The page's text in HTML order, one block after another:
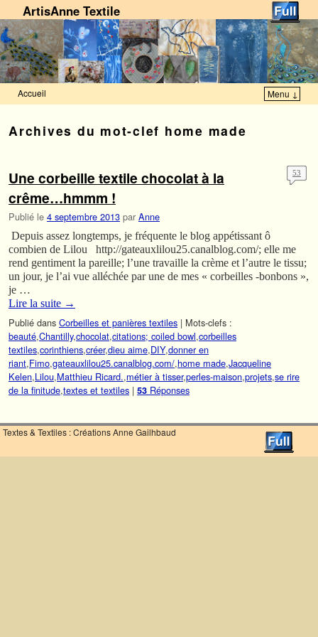
ArtisAnne Textile
Accueil Menu ↓
Archives du mot-clef home made
Une corbeille textile chocolat à la
crême…hmmm !
Publié le 4 septembre 2013 par Anne
53
Depuis assez longtemps, je fréquente le blog appétissant ô
combien de Lilou http://gateauxlilou25.canalblog.com/; elle me
rend gentiment la pareille; l’une travaille la crème et l’autre le tissu;
un jour, je l’ai vue alléchée par une de mes « corbeilles -bonbons »,
je …
Lire la suite →
Publié dans Corbeilles et panières textiles | Mots-clefs :
beauté,Chantilly,chocolat,citations; coiled bowl,corbeilles
textiles,corinthiens,créer,dieu aime,DIY,donner en
riant,Fimo,gateauxlilou25.canalblog.com/‎,home made,Jacqueline
Kelen,Lilou,Matthieu Ricard.,métier à tisser,perles-maison,projets,se rire
de la finitude,textes et textiles | 53 Réponses
Textes & Textiles : Créations Anne Gailhbaud